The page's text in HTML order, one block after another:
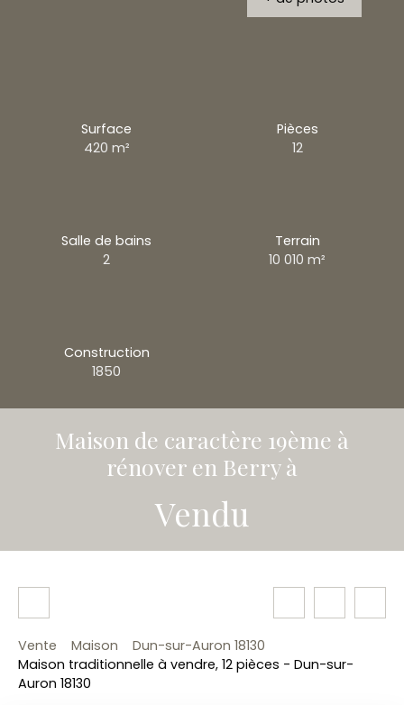
Surface
420 m²
Pièces
12
Salle de bains
2
Terrain
10 010m²
Construction
1850
Maison de caractère 19ème à
rénover en Berry à
Vendu
Vente Maison
Dun-sur-Auron 18130
Maison traditionnelle à vendre, 12 pièces - Dun-sur-
Auron 18130